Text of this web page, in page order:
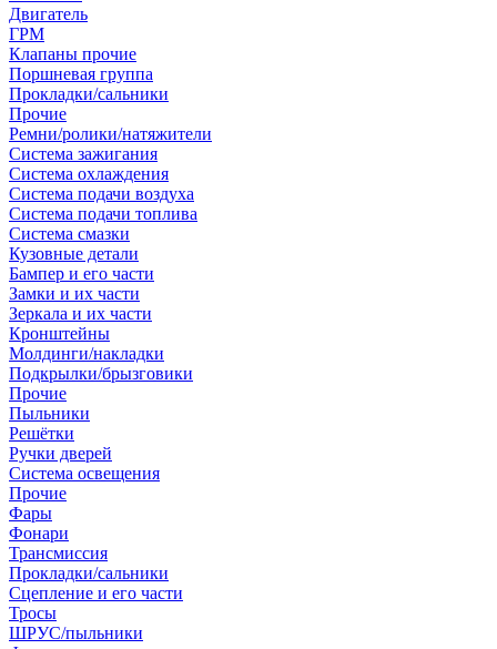
Двигатель
ГРМ
Клапаны прочие
Поршневая группа
Прокладки/сальники
Прочие
Ремни/ролики/натяжители
Система зажигания
Система охлаждения
Система подачи воздуха
Система подачи топлива
Система смазки
Кузовные детали
Бампер и его части
Замки и их части
Зеркала и их части
Кронштейны
Молдинги/накладки
Подкрылки/брызговики
Прочие
Пыльники
Решётки
Ручки дверей
Система освещения
Прочие
Фары
Фонари
Трансмиссия
Прокладки/сальники
Сцепление и его части
Тросы
ШРУС/пыльники